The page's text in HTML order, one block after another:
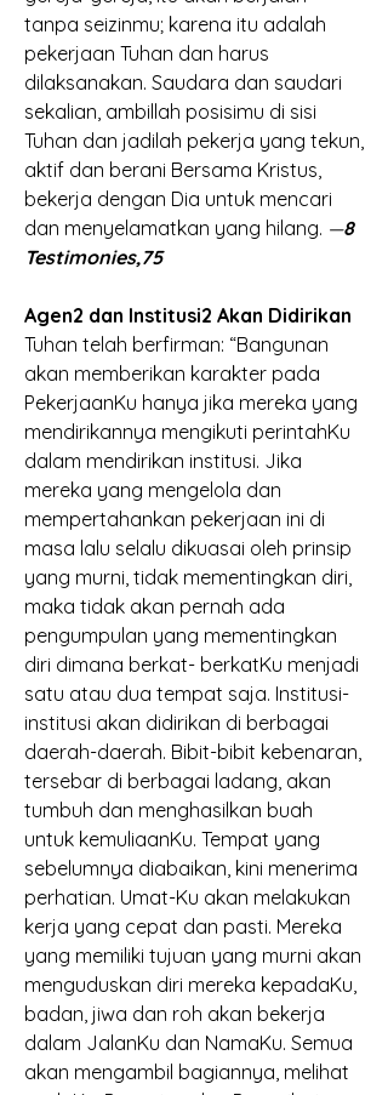
tanpa seizinmu; karena itu adalah
pekerjaan Tuhan dan harus
dilaksanakan. Saudara dan saudari
sekalian, ambillah posisimu di sisi
Tuhan dan jadilah pekerja yang tekun,
aktif dan berani Bersama Kristus,
bekerja dengan Dia untuk mencari
dan menyelamatkan yang hilang. —8
Testimonies,75
Agen2 dan Institusi2 Akan Didirikan
Tuhan telah berfirman: “Bangunan
akan memberikan karakter pada
PekerjaanKu hanya jika mereka yang
mendirikannya mengikuti perintahKu
dalam mendirikan institusi. Jika
mereka yang mengelola dan
mempertahankan pekerjaan ini di
masa lalu selalu dikuasai oleh prinsip
yang murni, tidak mementingkan diri,
maka tidak akan pernah ada
pengumpulan yang mementingkan
diri dimana berkat- berkatKu menjadi
satu atau dua tempat saja. Institusi-
institusi akan didirikan di berbagai
daerah-daerah. Bibit-bibit kebenaran,
tersebar di berbagai ladang, akan
tumbuh dan menghasilkan buah
untuk kemuliaanKu. Tempat yang
sebelumnya diabaikan, kini menerima
perhatian. Umat-Ku akan melakukan
kerja yang cepat dan pasti. Mereka
yang memiliki tujuan yang murni akan
menguduskan diri mereka kepadaKu,
badan, jiwa dan roh akan bekerja
dalam JalanKu dan NamaKu. Semua
akan mengambil bagiannya, melihat